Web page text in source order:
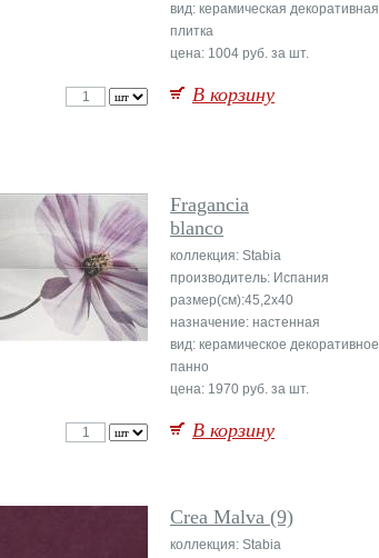
вид: керамическая декоративная
плитка
цена: 1004 руб. за шт.
В корзину
Fragancia
blanco
коллекция: Stabia
производитель: Испания
размер(см):45,2x40
назначение: настенная
вид: керамическое декоративное
панно
цена: 1970 руб. за шт.
В корзину
Crea Malva (9)
коллекция: Stabia